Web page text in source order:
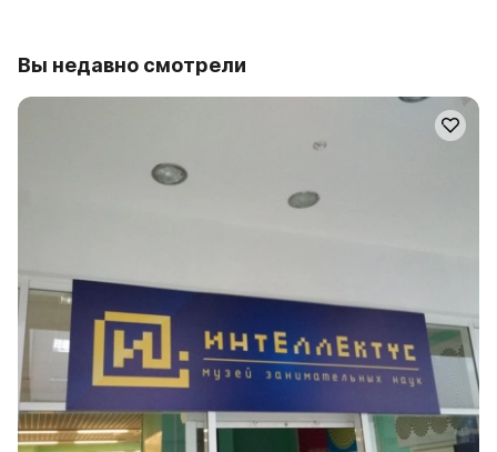
Вы недавно смотрели